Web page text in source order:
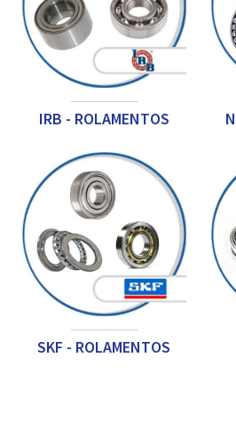
IRB - ROLAMENTOS
SKF - ROLAMENTOS